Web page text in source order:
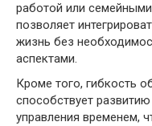
работой или
позволяет
жизнь без
аспектами.
Кроме того, гибкость
способствует
управления временем,